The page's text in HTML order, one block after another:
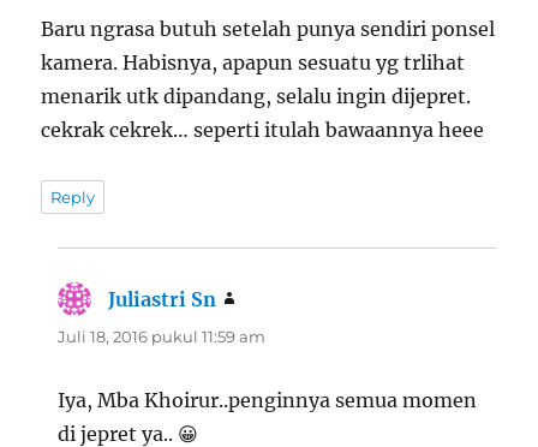
Baru ngrasa butuh setelah punya sendiri ponsel
kamera. Habisnya, apapun sesuatu yg trlihat
menarik utk dipandang, selalu ingin dijepret.
cekrak cekrek… seperti itulah bawaannya heee
Reply
Juliastri Sn
Juli 18, 2016 pukul 11:59 am
Iya, Mba Khoirur..penginnya semua momen
di jepret ya.. 😀